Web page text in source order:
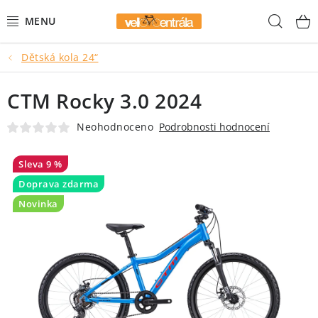
na
AKCE
HORSKÁ KOLA
GRAVEL KOLA
DĚTSKÁ KOLA
BMX
ELEKTROKOLA
Dětská kola 24“
CTM Rocky 3.0 2024
Neohodnoceno Podrobnosti hodnocení
9 %
Doprava zdarma
Novinka